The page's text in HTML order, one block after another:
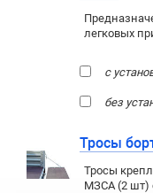
легковых
с
без
Тросы
Тросы
МЗСА (2 шт)